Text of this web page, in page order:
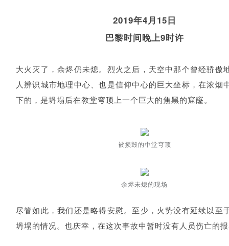
2019年4月15日
巴黎时间晚上9时许
大火灭了，余烬仍未熄。烈火之后，天空中那个曾经骄傲
人辨识城市地理中心、也是信仰中心的巨大坐标，在浓烟
下的，是坍塌后在教堂穹顶上一个巨大的焦黑的窟窿。
被损毁的中堂穹顶
余烬未熄的现场
尽管如此，我们还是略得安慰。至少，火势没有延续以至
坍塌的情况。也庆幸，在这次事故中暂时没有人员伤亡